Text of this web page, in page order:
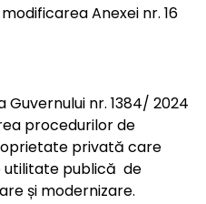
Anexei nr. 16
nr. 1384/ 2024
procedurilor de
privată care
utilitate publică de
și modernizare.